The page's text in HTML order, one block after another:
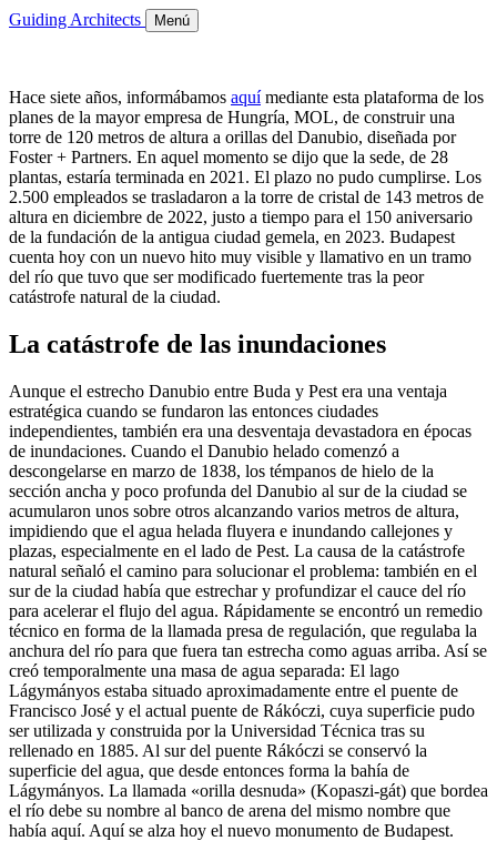
Guiding Architects Menú
Hace siete años, informábamos aquímediante esta plataforma de los
planes de la mayor empresa de Hungría, MOL, de construir una
torre de 120 metros de altura a orillas del Danubio, diseñada por
Foster + Partners. En aquel momento se dijo que la sede, de 28
plantas, estaría terminada en 2021. El plazo no pudo cumplirse. Los
2.500 empleados se trasladaron a la torre de cristal de 143 metros de
altura en diciembre de 2022, justo a tiempo para el 150 aniversario
de la fundación de la antigua ciudad gemela, en 2023. Budapest
cuenta hoy con un nuevo hito muy visible y llamativo en un tramo
del río que tuvo que ser modificado fuertemente tras la peor
catástrofe natural de la ciudad.
La catástrofe de las inundaciones
Aunque el estrecho Danubio entre Buda y Pest era una ventaja
estratégica cuando se fundaron las entonces ciudades
independientes, también era una desventaja devastadora en épocas
de inundaciones. Cuando el Danubio helado comenzó a
descongelarse en marzo de 1838, los témpanos de hielo de la
sección ancha y poco profunda del Danubio al sur de la ciudad se
acumularon unos sobre otros alcanzando varios metros de altura,
impidiendo que el agua helada fluyera e inundando callejones y
plazas, especialmente en el lado de Pest. La causa de la catástrofe
natural señaló el camino para solucionar el problema: también en el
sur de la ciudad había que estrechar y profundizar el cauce del río
para acelerar el flujo del agua. Rápidamente se encontró un remedio
técnico en forma de la llamada presa de regulación, que regulaba la
anchura del río para que fuera tan estrecha como aguas arriba. Así se
creó temporalmente una masa de agua separada: El lago
Lágymányos estaba situado aproximadamente entre el puente de
Francisco José y el actual puente de Rákóczi, cuya superficie pudo
ser utilizada y construida por la Universidad Técnica tras su
rellenado en 1885. Al sur del puente Rákóczi se conservó la
superficie del agua, que desde entonces forma la bahía de
Lágymányos. La llamada «orilla desnuda» (Kopaszi-gát) que bordea
el río debe su nombre al banco de arena del mismo nombre que
había aquí. Aquí se alza hoy el nuevo monumento de Budapest.